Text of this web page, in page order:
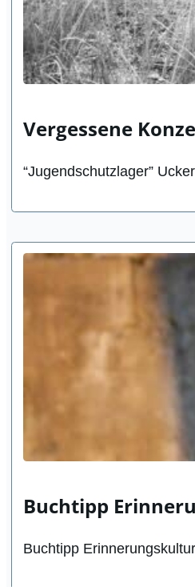
Vergessene
“Jugendschutzlager”
Buchtipp
Buchtipp